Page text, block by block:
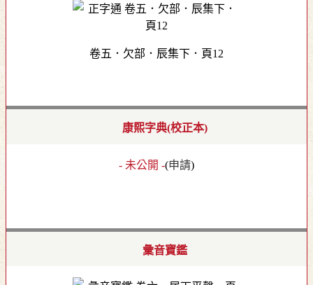
卷五．欠部．辰集下．頁12
康熙字典(校正本)
- 未公開 -(申請)
彙音寶鑑